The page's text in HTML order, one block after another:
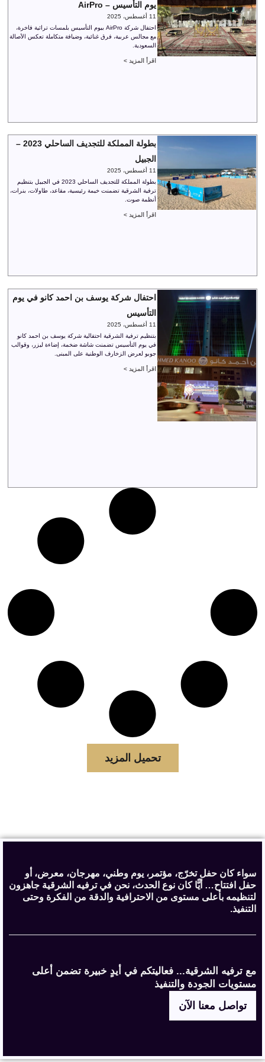
يوم التأسيس – AirPro
11 أغسطس، 2025
احتفال شركة AirPro بيوم التأسيس بلمسات تراثية فاخرة،
مع مجالس عربية، فرق غنائية، وضيافة متكاملة تعكس الأصالة
السعودية.
اقرأ المزيد >
بطولة المملكة للتجديف الساحلي 2023 –
الجبيل
11 أغسطس، 2025
بطولة المملكة للتجديف الساحلي 2023 في الجبيل بتنظيم
ترفية الشرقية تضمنت خيمة رئيسية، مقاعد، طاولات، بنرات،
أنظمة صوت.
اقرأ المزيد >
احتفال شركة يوسف بن احمد كانو في يوم
التأسيس
11 أغسطس، 2025
بتنظيم ترفية الشرقية احتفالية شركة يوسف بن احمد كانو
في يوم التأسيس تضمنت شاشة ضخمة، إضاءة ليزر، وقوالب
جوبو لعرض الزخارف الوطنية على المبنى.
اقرأ المزيد >
تحميل المزيد
سواء كان حفل تخرّج، مؤتمر، يوم وطني، مهرجان، معرض، أو
حفل افتتاح… أيًّا كان نوع الحدث، نحن في ترفيه الشرقية جاهزون
لتنظيمه بأعلى مستوى من الاحترافية والدقة من الفكرة وحتى
التنفيذ.
مع ترفيه الشرقية... فعاليتكم في أيدٍ خبيرة تضمن أعلى
مستويات الجودة والتنفيذ
تواصل معنا الآن